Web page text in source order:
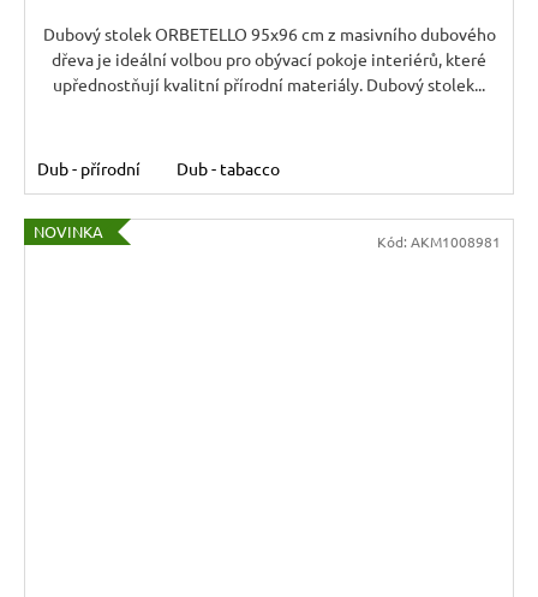
A
Dubový stolek ORBETELLO 95x96 cm z masivního dubového
dřeva je ideální volbou pro obývací pokoje interiérů, které
upřednostňují kvalitní přírodní materiály. Dubový stolek...
Dub - přírodní Dub - tabacco
NOVINKA Kód: AKM1008981